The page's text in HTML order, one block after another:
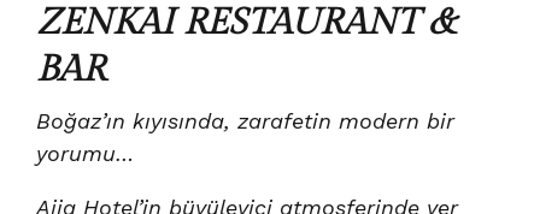
ZENKAI RESTAURANT &
BAR
Boğaz’ın kıyısında, zarafetin modern bir
yorumu…
Ajia Hotel’in büyüleyici atmosferinde yer